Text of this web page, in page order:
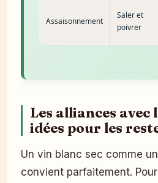
Assaisonnement
Saler et
poivrer
Les alliances avec
idées pour les
Un vin blanc sec comme
convient parfaitement.